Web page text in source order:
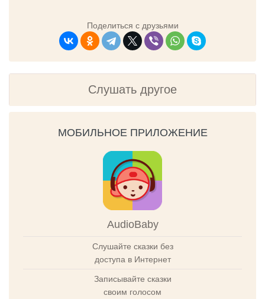
Поделиться с друзьями
Слушать другое
МОБИЛЬНОЕ ПРИЛОЖЕНИЕ
AudioBaby
Слушайте сказки без
доступа в Интернет
Записывайте сказки
своим голосом